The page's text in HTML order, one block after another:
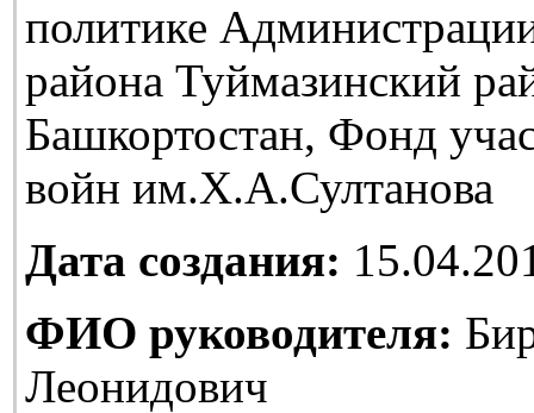
политике
района Туймазинский
Башкортостан, Фонд
войн им.Х.А.Султанова
Дата создания:
ФИО руководителя:
Леонидович